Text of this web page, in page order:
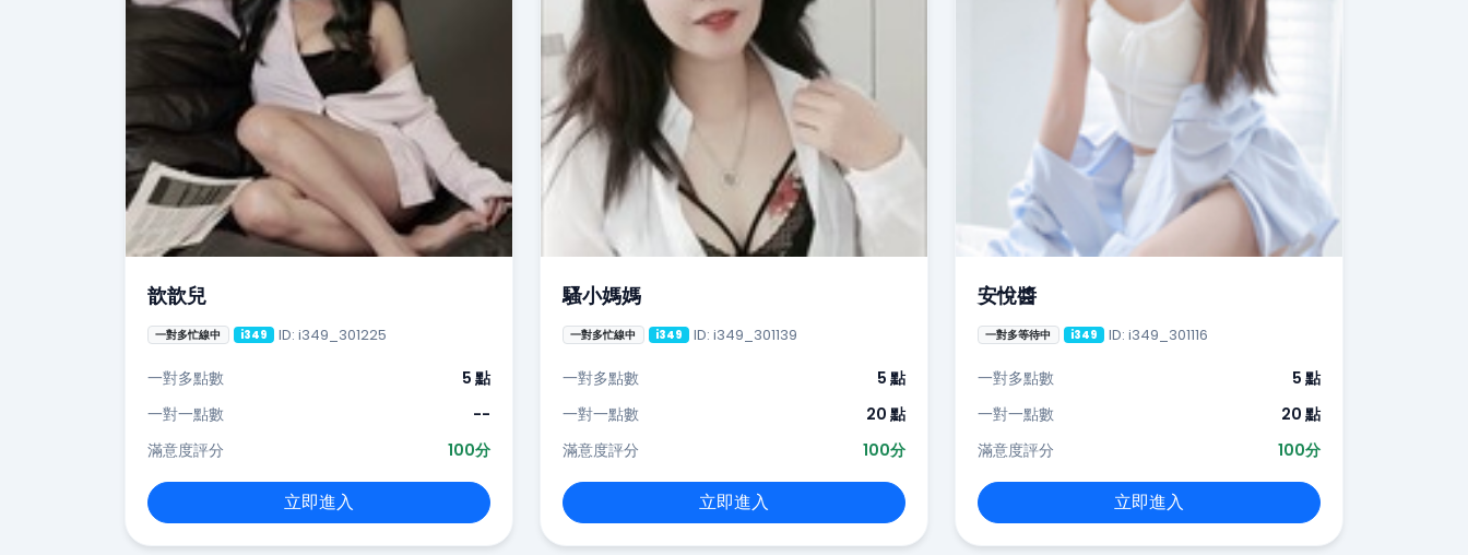
歆歆兒
一對多忙線中 i349 ID: i349_301225
一對多點數
5 點
一對一點數
--
滿意度評分
100分
立即進入
騷小媽媽
一對多忙線中 i349 ID: i349_301139
一對多點數
5 點
一對一點數
20 點
滿意度評分
100分
立即進入
安悅醬
一對多等待中 i349 ID: i349_301116
一對多點數
5 點
一對一點數
20 點
滿意度評分
100分
立即進入